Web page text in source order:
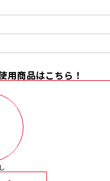
特集
用商品はこちら！